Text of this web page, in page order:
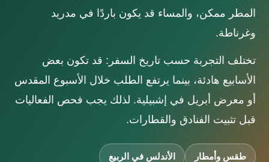
المطر ممكن، والمساء قد يكون باردًا في مدريد
وغرناطة.
تختلف التجربة حسب تاريخ السفر: قد تكون بعض
الأسابيع هادئة، بينما يرتفع الطلب خلال الأسبوع المقدس
أو معرض أبريل في إشبيلية. لذلك يجب فحص الفعاليات
قبل تثبيت الفنادق والقطارات.
طقس وأمطار الأندلس في الربيع